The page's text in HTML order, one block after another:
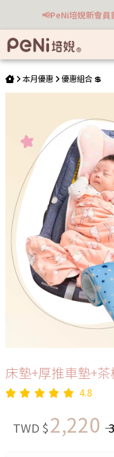
📢PeNi培婗新會員
本月優惠 優惠組合 💲
床墊+厚推車墊+
4.8
TWD $2,220